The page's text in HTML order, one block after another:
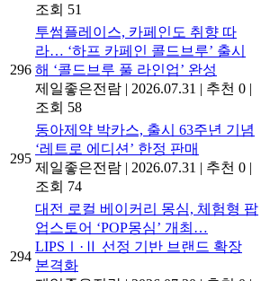
조회 51
296
투썸플레이스, 카페인도 취향 따
라… ‘하프 카페인 콜드브루’ 출시
해 ‘콜드브루 풀 라인업’ 완성
제일좋은전람 | 2026.07.31 | 추천 0 |
조회 58
295
동아제약 박카스, 출시 63주년 기념
‘레트로 에디션’ 한정 판매
제일좋은전람 | 2026.07.31 | 추천 0 |
조회 74
294
대전 로컬 베이커리 몽심, 체험형 팝
업스토어 ‘POP몽심’ 개최…
LIPSⅠ·Ⅱ 선정 기반 브랜드 확장
본격화